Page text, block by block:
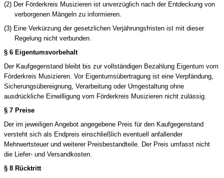
(2) Der Förderkreis Musizieren ist unverzüglich nach der Entdeckung von
verborgenen Mängeln zu informieren.
(3) Eine Verkürzung der gesetzlichen Verjährungsfristen ist mit dieser
Regelung nicht verbunden.
§ 6 Eigentumsvorbehalt
Der Kaufgegenstand bleibt bis zur vollständigen Bezahlung Eigentum vom
Förderkreis Musizieren. Vor Eigentumsübertragung ist eine Verpfändung,
Sicherungsübereignung, Verarbeitung oder Umgestaltung ohne
ausdrückliche Einwilligung vom Förderkreis Musizieren nicht zulässig.
§ 7 Preise
Der im jeweiligen Angebot angegebene Preis für den Kaufgegenstand
versteht sich als Endpreis einschließlich eventuell anfallender
Mehrwertsteuer und weiterer Preisbestandteile. Der Preis umfasst nicht
die Liefer- und Versandkosten.
§ 8 Rücktritt